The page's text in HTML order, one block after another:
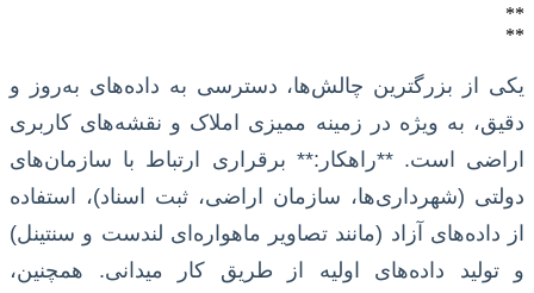
**
**
یکی از بزرگترین چالش‌ها، دسترسی به داده‌های به‌روز و
دقیق، به ویژه در زمینه ممیزی املاک و نقشه‌های کاربری
اراضی است. **راهکار:** برقراری ارتباط با سازمان‌های
دولتی (شهرداری‌ها، سازمان اراضی، ثبت اسناد)، استفاده
از داده‌های آزاد (مانند تصاویر ماهواره‌ای لندست و سنتینل)
و تولید داده‌های اولیه از طریق کار میدانی. همچنین،